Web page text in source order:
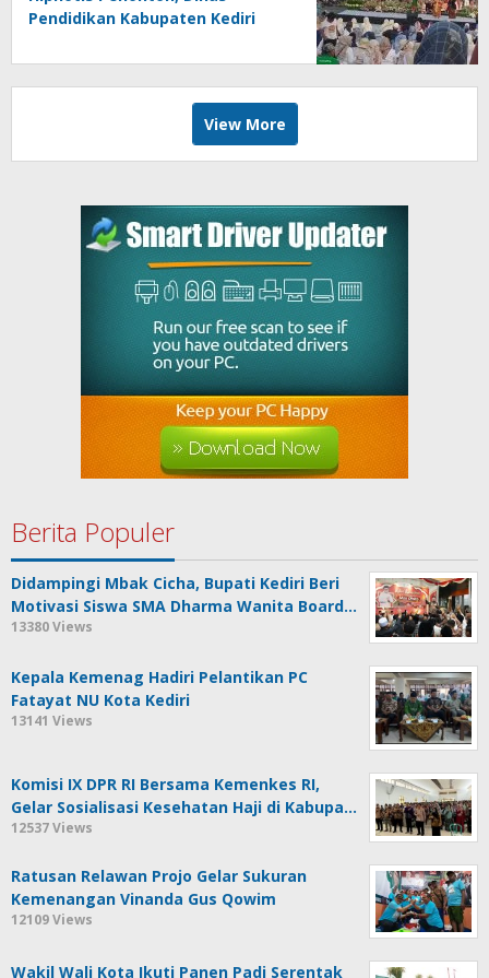
Pendidikan Kabupaten Kediri
View More
Berita Populer
Didampingi Mbak Cicha, Bupati Kediri Beri
Motivasi Siswa SMA Dharma Wanita Board…
13380 Views
Kepala Kemenag Hadiri Pelantikan PC
Fatayat NU Kota Kediri
13141 Views
Komisi IX DPR RI Bersama Kemenkes RI,
Gelar Sosialisasi Kesehatan Haji di Kabupa…
12537 Views
Ratusan Relawan Projo Gelar Sukuran
Kemenangan Vinanda Gus Qowim
12109 Views
Wakil Wali Kota Ikuti Panen Padi Serentak